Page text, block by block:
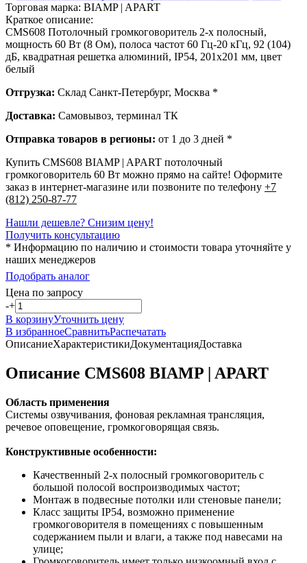
Торговая марка: BIAMP | APART
Краткое описание:
CMS608 Потолочный громкоговоритель 2-х полосный,
мощность 60 Вт (8 Ом), полоса частот 60 Гц-20 кГц, 92 (104)
дБ, квадратная решетка алюминий, IP54, 201х201 мм, цвет
белый
Отгрузка: Склад Санкт-Петербург, Москва *
Доставка: Самовывоз, терминал ТК
Отправка товаров в регионы: от 1 до 3 дней *
Купить CMS608 BIAMP | APART потолочный
громкоговоритель 60 Вт можно прямо на сайте! Оформите
заказ в интернет-магазине или позвоните по телефону +7
(812) 250-87-77
Нашли дешевле? Снизим цену!
Получить консультацию
* Информацию по наличию и стоимости товара уточняйте у
наших менеджеров
Подобрать аналог
Цена по запросу
-+
В корзинуУточнить цену
В избранноеСравнитьРаспечатать
ОписаниеХарактеристикиДокументацияДоставка
Описание CMS608 BIAMP | APART
Область применения
Системы озвучивания, фоновая рекламная трансляция,
речевое оповещение, громкоговорящая связь.
Конструктивные особенности:
Качественный 2-х полосный громкоговоритель с
большой полосой воспроизводимых частот;
Монтаж в подвесные потолки или стеновые панели;
Класс защиты IP54, возможно применение
громкоговорителя в помещениях с повышенным
содержанием пыли и влаги, а также под навесами на
улице;